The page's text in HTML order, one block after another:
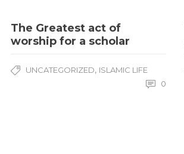
The Greatest act of
worship for a scholar
UNCATEGORIZED, ISLAMIC LIFE
0